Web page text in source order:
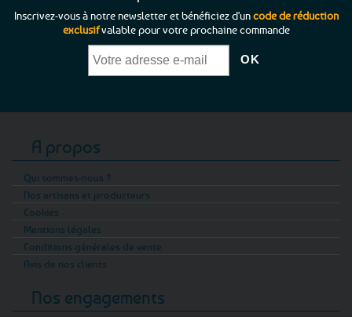
Inscrivez-vous à notre newsletter et bénéficiez d'uncode de réduction
exclusifvalable pour votre prochaine commande
A propos
Qui sommes-nous ?
Nos artisans et producteurs
Cookies
Mentions légales
Conditions générales de vente
Avis de nos clients
Nos engagements